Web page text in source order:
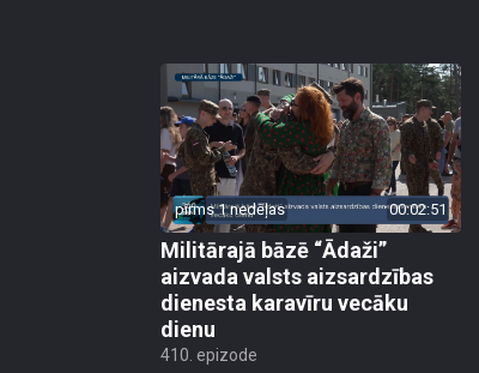
pirms 1 nedēļas 00:02:51
Militārajā bāzē “Ādaži”
aizvada valsts aizsardzības
dienesta karavīru vecāku
dienu
410. epizode